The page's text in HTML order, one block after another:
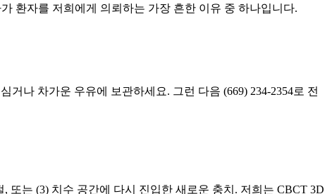
환자를 저희에게 의뢰하는 가장 흔한 이유 중 하나입니다.
나 차가운 우유에 보관하세요. 그런 다음 (669) 234-2354로 전
또는 (3) 치수 공간에 다시 진입한 새로운 충치. 저희는 CBCT 3D